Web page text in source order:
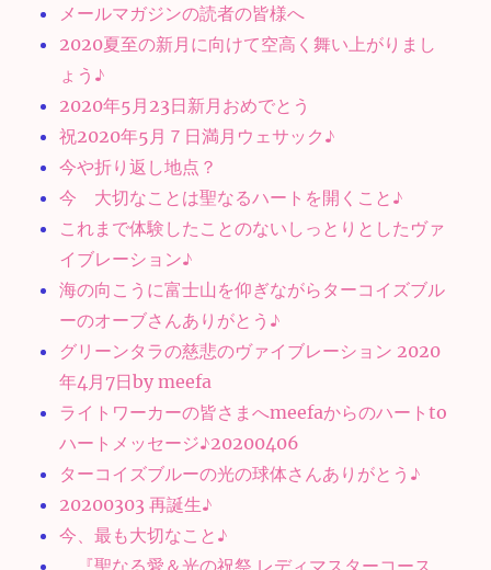
メールマガジンの読者の皆様へ
2020夏至の新月に向けて空高く舞い上がりまし
ょう♪
2020年5月23日新月おめでとう
祝2020年5月７日満月ウェサック♪
今や折り返し地点？
今 大切なことは聖なるハートを開くこと♪
これまで体験したことのないしっとりとしたヴァ
イブレーション♪
海の向こうに富士山を仰ぎながらターコイズブル
ーのオーブさんありがとう♪
グリーンタラの慈悲のヴァイブレーション 2020
年4月7日by meefa
ライトワーカーの皆さまへmeefaからのハートto
ハートメッセージ♪20200406
ターコイズブルーの光の球体さんありがとう♪
20200303 再誕生♪
今、最も大切なこと♪
『聖なる愛＆光の祝祭 レディマスターコース